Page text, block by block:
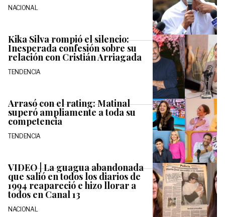
NACIONAL
Kika Silva rompió el silencio:
Inesperada confesión sobre su
relación con Cristián Arriagada
TENDENCIA
Arrasó con el rating: Matinal
superó ampliamente a toda su
competencia
TENDENCIA
VIDEO | La guagua abandonada
que salió en todos los diarios de
1994 reapareció e hizo llorar a
todos en Canal 13
NACIONAL